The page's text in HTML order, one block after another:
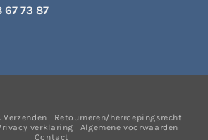
67 73 87
Retourneren/herroepingsrecht
verklaring
Algemene voorwaarden
Contact